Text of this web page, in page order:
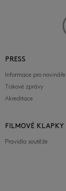
PRESS
Informace pro novináře
Tiskové zprávy
Akreditace
FILMOVÉ KLAPKY
Pravidla soutěže